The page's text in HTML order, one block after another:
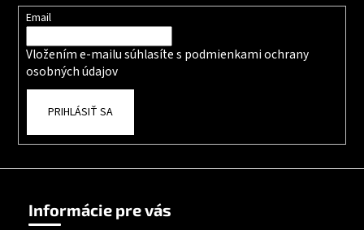
Email
Vložením e-mailu súhlasíte s podmienkami ochrany
osobných údajov
PRIHLÁSIŤ SA
Informácie pre vás